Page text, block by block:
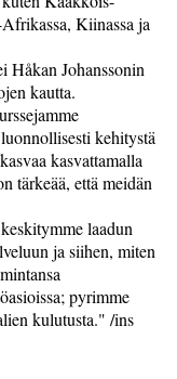
Kiinassa ja
Håkan Johanssonin
kautta.
kehitystä
kasvattamalla
tärkeää, että meidän
laadun
ja siihen, miten
pyrimme
kulutusta." /ins